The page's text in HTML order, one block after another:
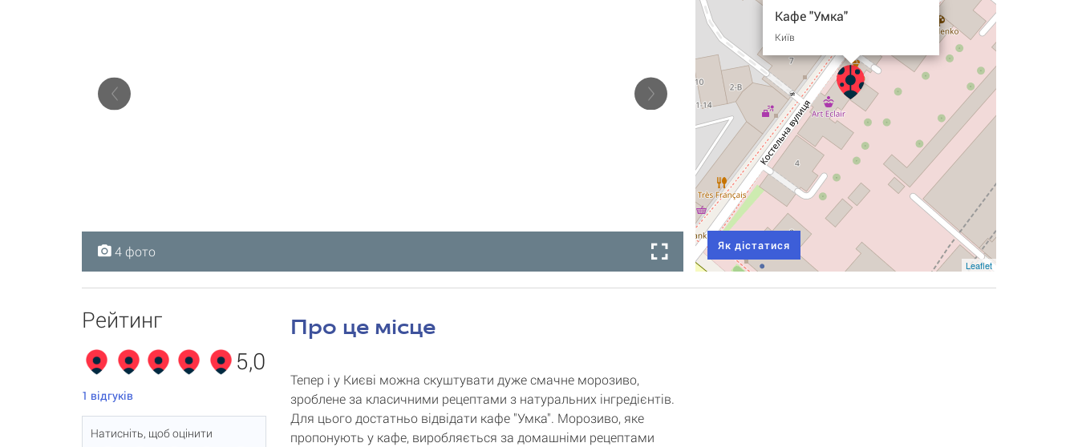
4 фото
4 фото
4 фото
4 фото
Кафе "Умка"
Київ
Leaflet
Як дістатися
Рейтинг
5,0
1 відгуків
Натисніть, щоб оцінити
Про це місце
Тепер і у Києві можна скуштувати дуже смачне морозиво,
зроблене за класичними рецептами з натуральних інгредієнтів.
Для цього достатньо відвідати кафе "Умка". Морозиво, яке
пропонують у кафе, виробляється за домашніми рецептами